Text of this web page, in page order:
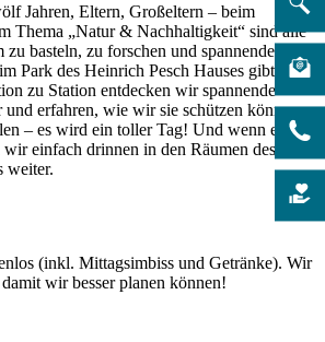
Jahren, Eltern, Großeltern – beim
Thema „Natur & Nachhaltigkeit“ sind alle
zu basteln, zu forschen und spannende
Park des Heinrich Pesch Hauses gibt es
zu Station entdecken wir spannende
und erfahren, wie wir sie schützen können.
– es wird ein toller Tag! Und wenn es
einfach drinnen in den Räumen des
weiter.
(inkl. Mittagsimbiss und Getränke). Wir
wir besser planen können!